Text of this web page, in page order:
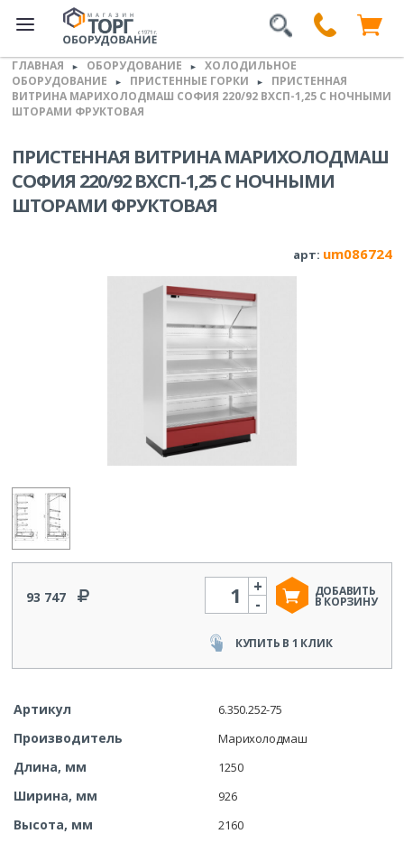
ГЛАВНАЯ ► ОБОРУДОВАНИЕ ►
ХОЛОДИЛЬНОЕ
ОБОРУДОВАНИЕ
► ПРИСТЕННЫЕ ГОРКИ ►
ПРИСТЕННАЯ
ВИТРИНА МАРИХОЛОДМАШ СОФИЯ 220/92 ВХСП-1,25 С НОЧНЫМИ
ШТОРАМИ ФРУКТОВАЯ
ПРИСТЕННАЯ ВИТРИНА МАРИХОЛОДМАШ
СОФИЯ 220/92 ВХСП-1,25 С НОЧНЫМИ
ШТОРАМИ ФРУКТОВАЯ
арт: um086724
93 747
Количество
-
+ ДОБАВИТЬ
В КОРЗИНУ
КУПИТЬ В 1 КЛИК
Артикул 6.350.252-75
Производитель Марихолодмаш
Длина, мм 1250
Ширина, мм 926
Высота, мм 2160